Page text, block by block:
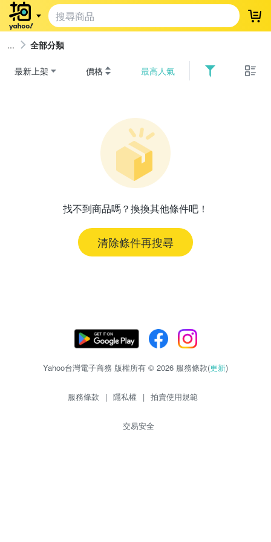
登
全部分類
最新上架 價格 最高人氣
找不到商品嗎？換換其他條件吧！
清除條件再搜尋
Yahoo台灣電子商務 版權所有 © 2026 服務條款(更新)
服務條款 | 隱私權 | 拍賣使用規範
交易安全